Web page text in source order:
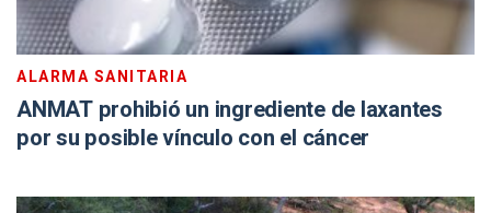
ALARMA SANITARIA
ANMAT prohibió un ingrediente de laxantes
por su posible vínculo con el cáncer